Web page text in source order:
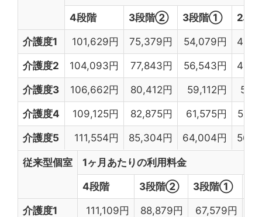
4段階 3段階② 3段階① 2段
介護度1 101,629円 75,379円 54,079円
介護度2 104,093円 77,843円 56,543円
介護度3 106,662円 80,412円 59,112円
介護度4 109,125円 82,875円 61,575円
介護度5 111,554円 85,304円 64,004円
従来型個室 1ヶ月あたりの利用料金
4段階 3段階② 3段階①
介護度1 111,109円 88,879円 67,579円